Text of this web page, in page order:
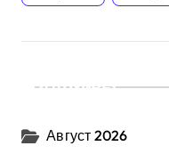
Архивы
Август 2026